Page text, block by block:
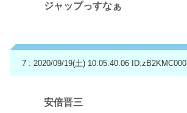
ジャップっすなぁ
7 : 2020/09/19(土) 10:05:40.06 ID:zB2KMC000
安倍晋三